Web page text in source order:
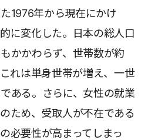
1976年から現在にかけ
に変化した。日本の総人口
かかわらず、世帯数が約
れは単身世帯が増え、一世
ある。さらに、女性の就業
ため、受取人が不在である
必要性が高まってしまっ